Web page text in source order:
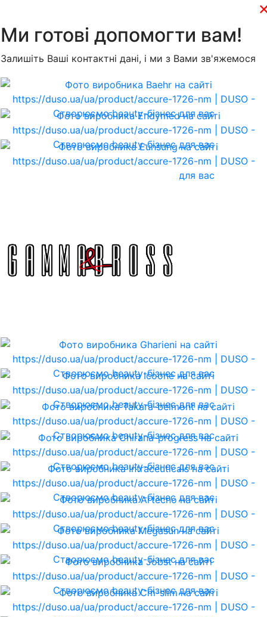
Ми готові допомогти вам!
Залишіть Ваші контактні дані, і ми з Вами зв'яжемося